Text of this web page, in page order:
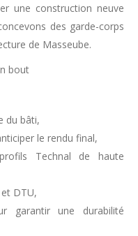
une construction neuve
des garde-corps
de Masseube.
bout
du bâti,
le rendu final,
Technal de haute
DTU,
garantir une durabilité